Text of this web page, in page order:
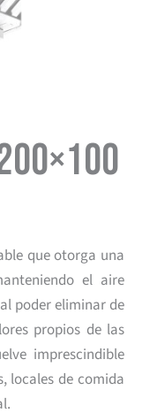
que otorga una
el aire
poder eliminar de
propios de las
imprescindible
locales de comida